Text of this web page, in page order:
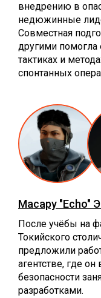
внедрению в
недюжинные
Совместная
другими помогла
тактиках и
спонтанных
Масару "Echo"
После учёбы на
Токийского
предложили
агентстве, где
безопасности
разработками.